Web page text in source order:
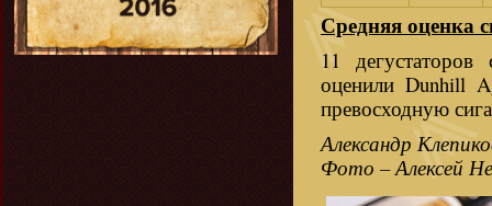
Средняя оценка
11
оценили Dunhill
превосходную
Александр
Фото – Алексей